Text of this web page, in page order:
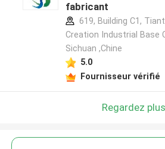
fabricant
619, Building C1,
Creation Industrial Base
Sichuan ,Chine
5.0
Fournisseur vérifié
Regardez plus